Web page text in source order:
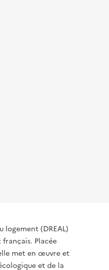
(DREAL)
Placée
met en œuvre et
et de la